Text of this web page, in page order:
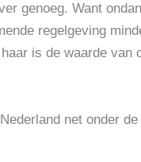
genoeg. Want
regelgeving
is de waarde
net onder